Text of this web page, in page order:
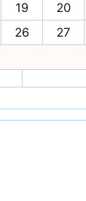
19 20
26 27